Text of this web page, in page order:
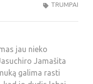
TRUMPAI
jau nieko
Jamašita
galima rasti